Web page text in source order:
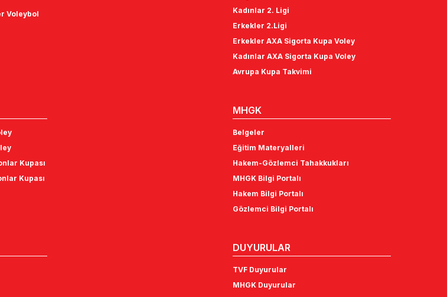
Voleybol
Kadınlar 2. Ligi
Erkekler 2.Ligi
Erkekler AXA Sigorta Kupa Voley
Kadınlar AXA Sigorta Kupa Voley
Avrupa Kupa Takvimi
Kupası
Kupası
MHGK
Belgeler
Eğitim Materyalleri
Hakem-Gözlemci Tahakkukları
MHGK Bilgi Portalı
Hakem Bilgi Portalı
Gözlemci Bilgi Portalı
DUYURULAR
TVF Duyurular
MHGK Duyurular